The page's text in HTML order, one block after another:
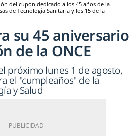
del cupón dedicado a los 45 años de la
de Tecnología Sanitaria y los 15 de la
su 45 aniversario
de la ONCE
próximo lunes 1 de agosto,
el "cumpleaños" de la
y Salud